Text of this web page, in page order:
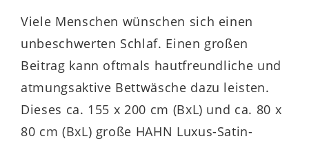
Viele Menschen wünschen sich einen
unbeschwerten Schlaf. Einen großen
Beitrag kann oftmals hautfreundliche und
atmungsaktive Bettwäsche dazu leisten.
Dieses ca. 155 x 200 cm (BxL) und ca. 80 x
80 cm (BxL) große HAHN Luxus-Satin-